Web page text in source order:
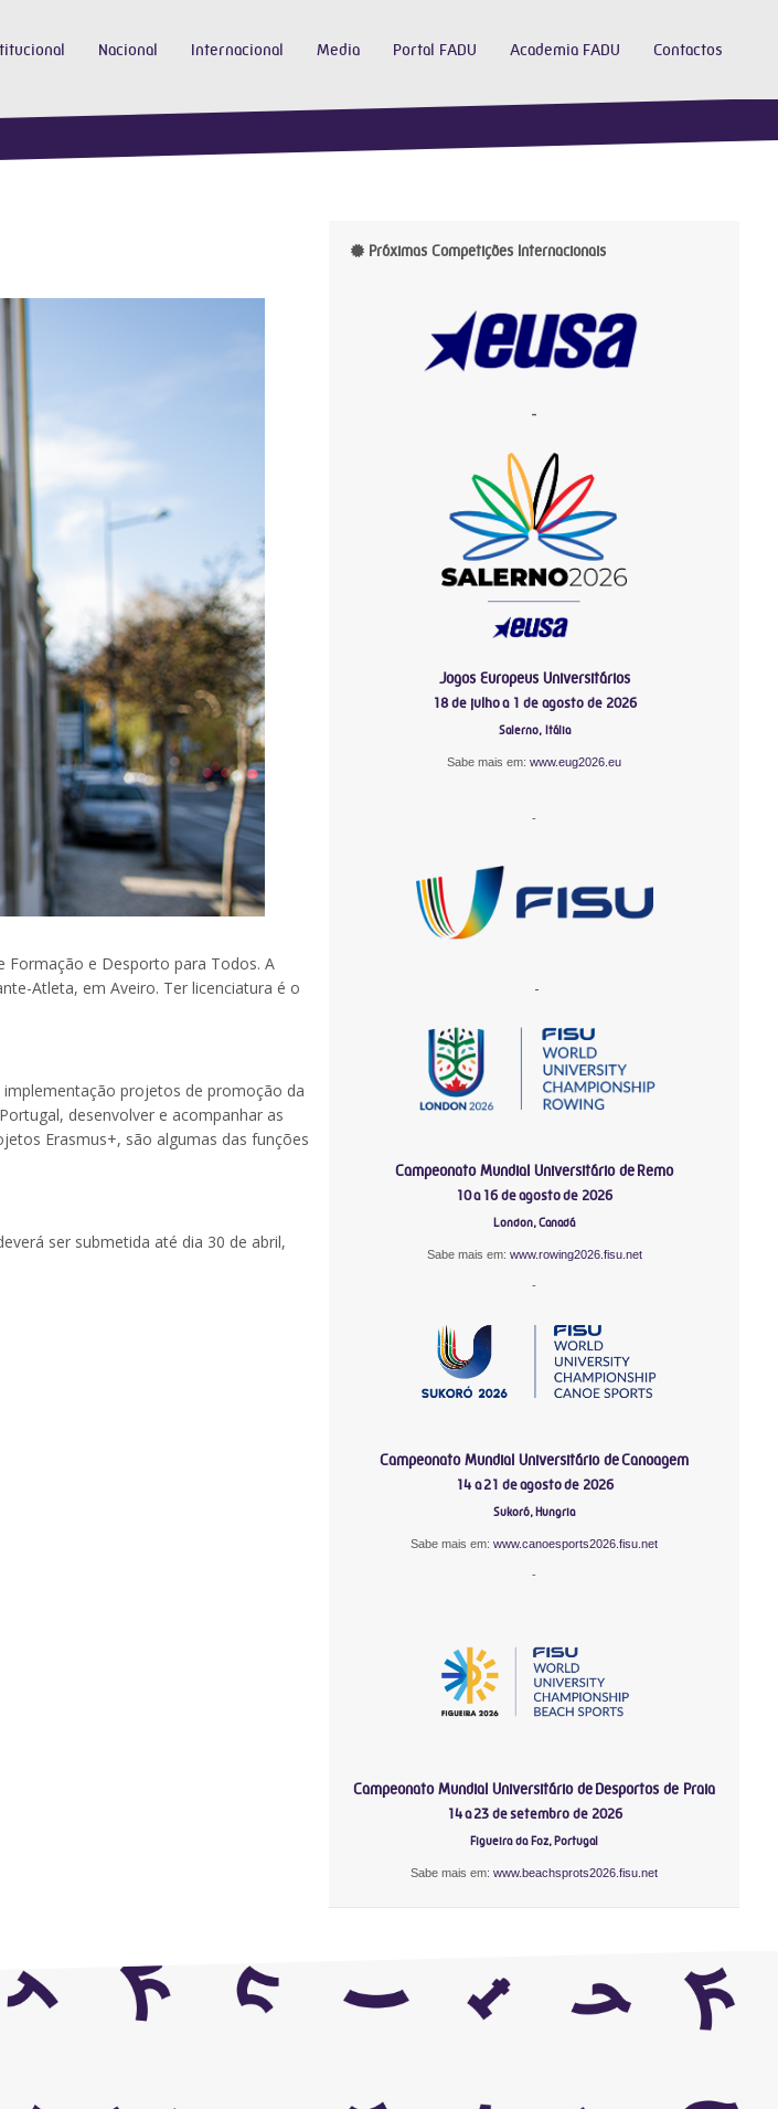
Nacional Internacional Media Portal FADU Academia FADU Contactos
Formação e Desporto para Todos. A
Atleta, em Aveiro. Ter licenciatura é o
projetos de promoção da
desenvolver e acompanhar as
Erasmus+, são algumas das funções
ser submetida até dia 30 de abril,
Próximas Competições Internacionais
-
Jogos Europeus Universitários
18 de julho a 1 de agosto de 2026
Salerno, Itália
Sabe mais em:www.eug2026.eu
-
-
Campeonato Mundial Universitário de Remo
10 a 16 de agosto de 2026
London, Canadá
Sabe mais em: www.rowing2026.fisu.net
-
Campeonato Mundial Universitário de Canoagem
14 a 21 de agosto de 2026
Sukoró, Hungria
Sabe mais em:www.canoesports2026.fisu.net
-
Campeonato Mundial Universitário de Desportos de Praia
14 a 23 de setembro de 2026
Figueira da Foz, Portugal
Sabe mais em:www.beachsprots2026.fisu.net